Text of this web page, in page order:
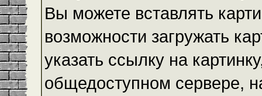
Вы можете вставлять
возможности загружать
указать ссылку на
общедоступном сервере,